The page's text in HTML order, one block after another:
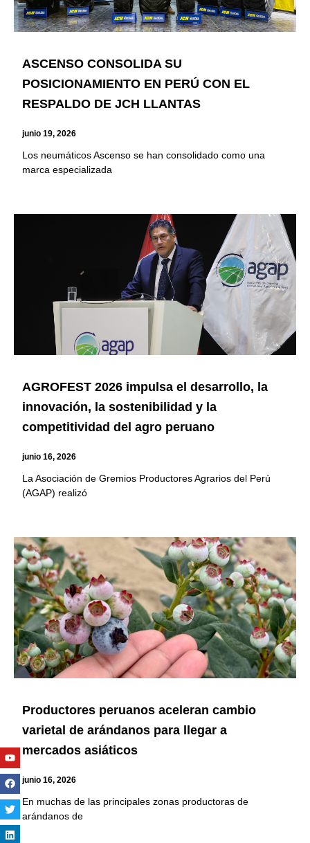
ASCENSO CONSOLIDA SU
POSICIONAMIENTO EN PERÚ CON EL
RESPALDO DE JCH LLANTAS
junio 19, 2026
Los neumáticos Ascenso se han consolidado como una
marca especializada
AGROFEST 2026 impulsa el desarrollo, la
innovación, la sostenibilidad y la
competitividad del agro peruano
junio 16, 2026
La Asociación de Gremios Productores Agrarios del Perú
(AGAP) realizó
Productores peruanos aceleran cambio
varietal de arándanos para llegar a
mercados asiáticos
junio 16, 2026
En muchas de las principales zonas productoras de
arándanos de
Youtube
Facebook
Twitter
Linkedin
Instagram